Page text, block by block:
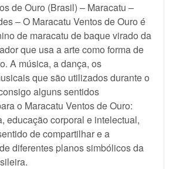
de Ouro (Brasil) – Maracatu –
– O Maracatu Ventos de Ouro é
de maracatu de baque virado da
que usa a arte como forma de
A música, a dança, os
que são utilizados durante o
alguns sentidos
o Maracatu Ventos de Ouro:
educação corporal e intelectual,
de compartilhar e a
diferentes planos simbólicos da